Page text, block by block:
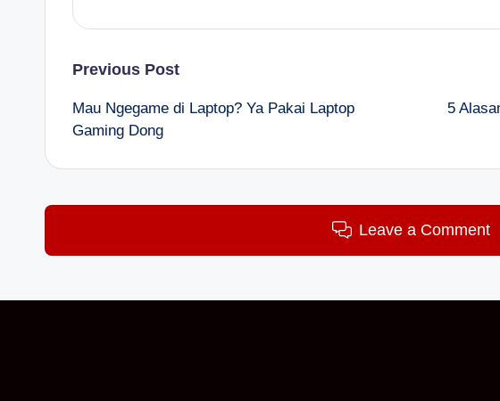
Post
navigation
Previous Post
Mau Ngegame di Laptop? Ya Pakai Laptop
Gaming Dong
5
Leave a Comment